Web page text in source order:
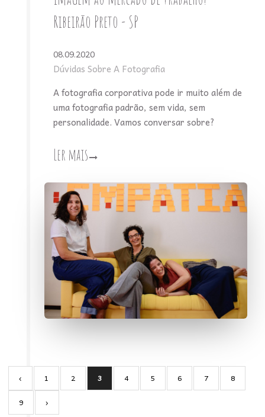
Ribeirão Preto - SP
08.09.2020
Dúvidas Sobre A Fotografia
A fotografia corporativa pode ir muito além de
uma fotografia padrão, sem vida, sem
personalidade. Vamos conversar sobre?
Ler mais
‹ 1 2 3 4 5 6 7 8
9 ›